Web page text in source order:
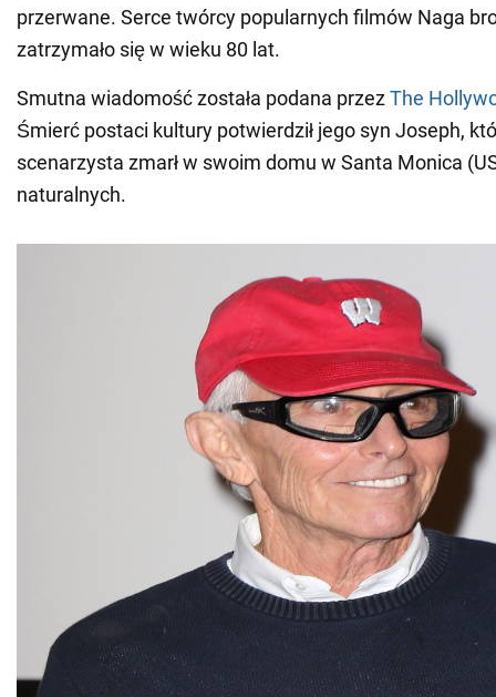
przerwane. Serce twórcy popularnych filmów Naga
zatrzymało się w wieku 80 lat.
Smutna wiadomość została podana przezThe
Śmierć postaci kultury potwierdził jego syn Joseph,
scenarzysta zmarł w swoim domu w Santa Monica
naturalnych.